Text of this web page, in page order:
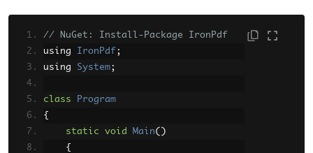
dfConverter.ConvertHtmlToMemory( htm
l, "" );
System
}
}
// NuGet: Install-Package IronPdf
using IronPdf ;
using System;
class
Program
{
static
void Main()
{